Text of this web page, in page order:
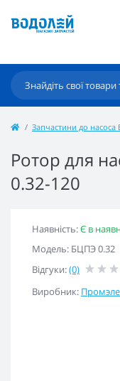
Запчастини до насоса
Ротор для
0.32-120
Наявність:Є в
Модель: БЦПЭ 0.32
Відгуки:(0)
Виробник: